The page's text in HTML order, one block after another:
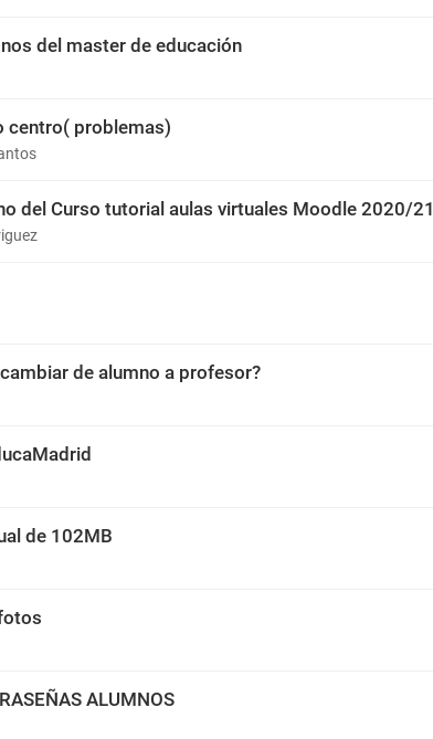
del master de educación
centro( problemas)
del Curso tutorial aulas virtuales Moodle 2020/21
de alumno a profesor?
de 102MB
ALUMNOS